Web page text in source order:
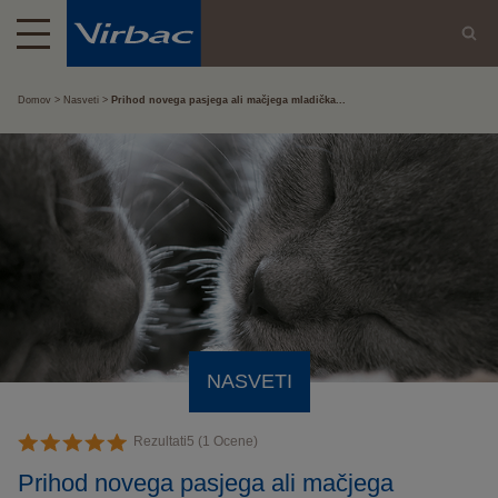
Domov Nasveti Prihod novega pasjega ali mačjega mladička...
NASVETI
Rezultati5 (1 Ocene)
Prihod novega pasjega ali mačjega